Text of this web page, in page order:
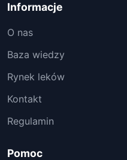
Informacje
O nas
Baza wiedzy
Rynek leków
Kontakt
Regulamin
Pomoc